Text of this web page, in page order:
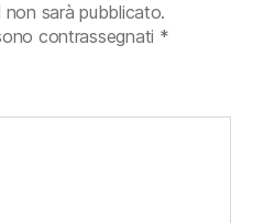
sarà pubblicato.
contrassegnati *